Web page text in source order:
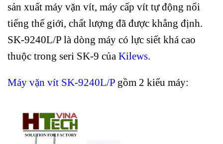
sản xuất máy vặn vít, máy cấp vít tự động nổi
tiếng thế giới, chất lượng đã được khẳng định.
SK-9240L/P là dòng máy có lực siết khá cao
thuộc trong seri SK-9 của Kilews
Máy vặn vít SK-9240L/P gồm 2 kiểu máy: